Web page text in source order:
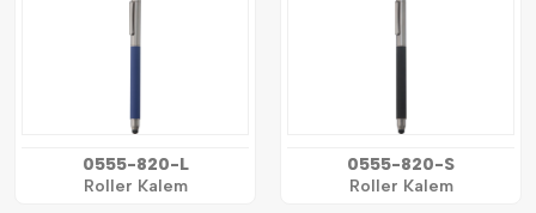
0555-820-L
Roller Kalem
0555-820-S
Roller Kalem